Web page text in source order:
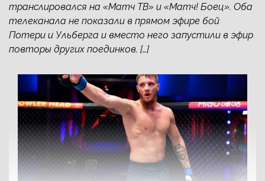
транслировался на «Матч ТВ» и «Матч! Боец». Оба
телеканала не показали в прямом эфире бой
Потери и Ульберга и вместо него запустили в эфир
повторы других поединков. […]